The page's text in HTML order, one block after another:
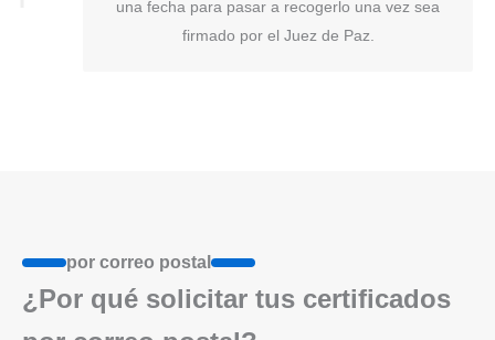
una fecha para pasar a recogerlo una vez sea
firmado por el Juez de Paz.
por correo postal
¿Por qué solicitar tus certificados